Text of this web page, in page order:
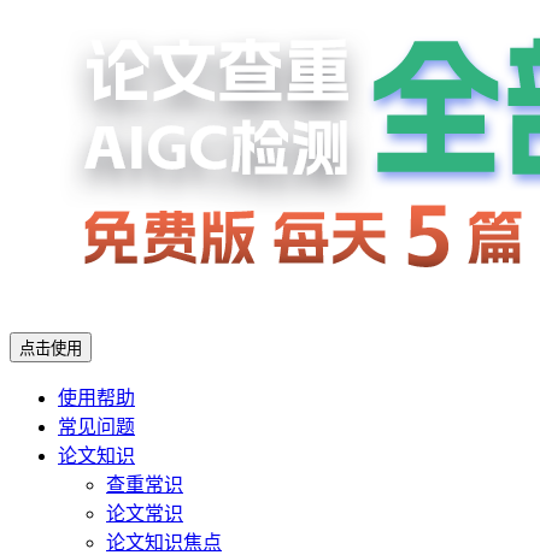
点击使用
使用帮助
常见问题
论文知识
查重常识
论文常识
论文知识焦点